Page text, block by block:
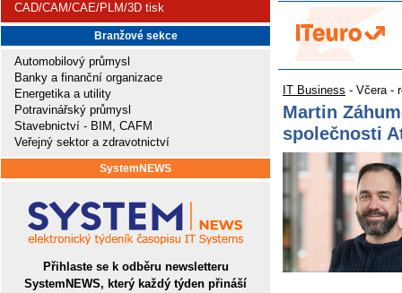
CAD/CAM/CAE/PLM/3D tisk
Branžové sekce
Automobilový průmysl
Banky a finanční organizace
Energetika a utility
Potravinářský průmysl
Stavebnictví - BIM, CAFM
Veřejný sektor a zdravotnictví
SystemNEWS
Přihlaste se k odběru newsletteru
SystemNEWS, který každý týden přináší
IT Business - Včera -
Martin
společnosti